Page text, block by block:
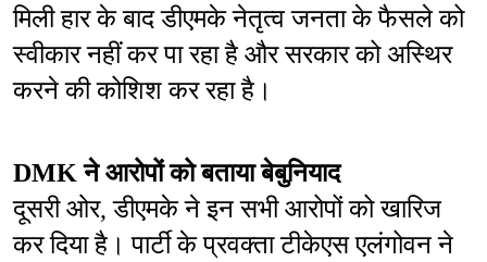
मिली हार के बाद डीएमके नेतृत्व जनता के फैसले को
स्वीकार नहीं कर पा रहा है और सरकार को अस्थिर
करने की कोशिश कर रहा है।
DMK ने आरोपों को बताया बेबुनियाद
दूसरी ओर, डीएमके ने इन सभी आरोपों को खारिज
कर दिया है। पार्टी के प्रवक्ता टीकेएस एलंगोवन ने